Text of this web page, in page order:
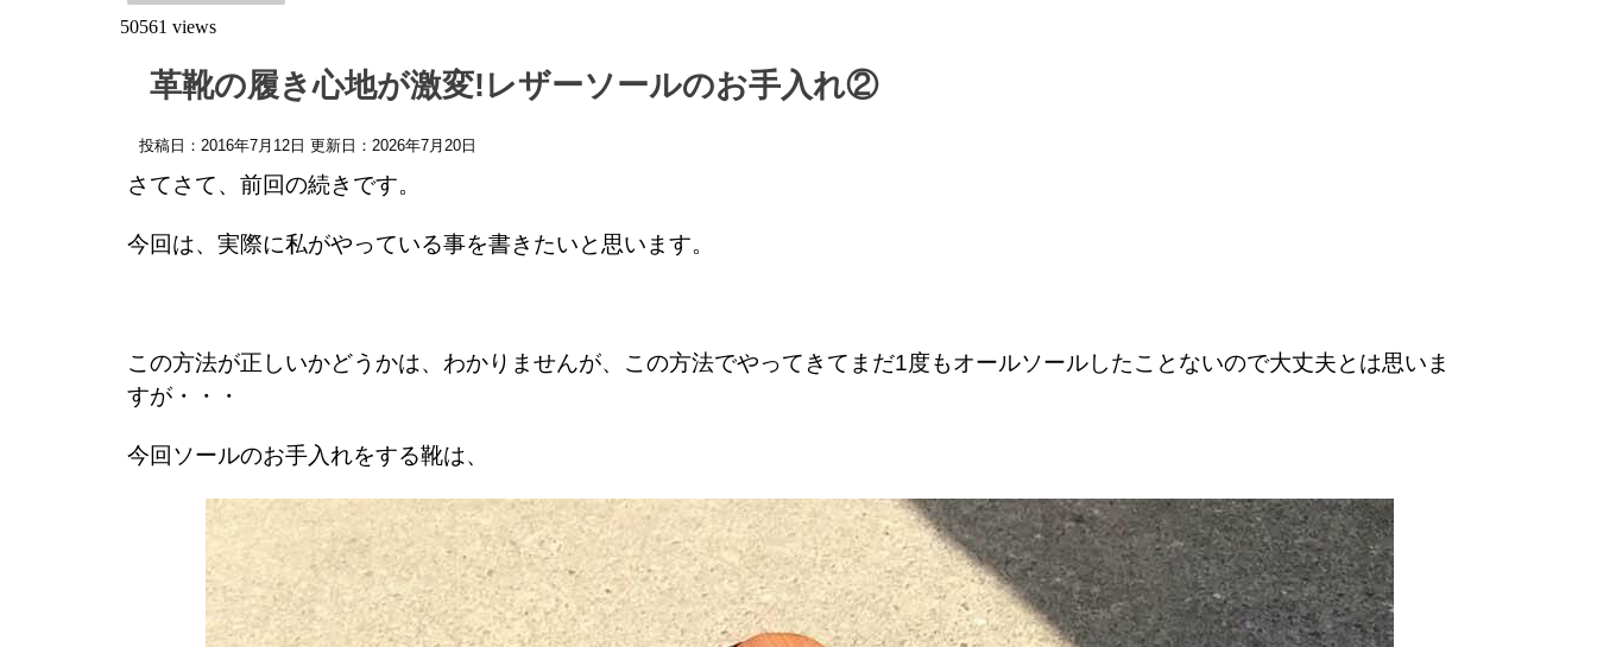
50561 views
革靴の履き心地が激変!レザーソールのお手入れ②
投稿日：2016年7月12日 更新日： 2026年7月20日
さてさて、前回の続きです。
今回は、実際に私がやっている事を書きたいと思います。
この方法が正しいかどうかは、わかりませんが、この方法でやってきてまだ1度もオールソールしたことないので大丈夫とは思いま
すが・・・
今回ソールのお手入れをする靴は、